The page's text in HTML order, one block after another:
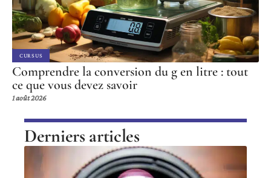
CURSUS
Comprendre la conversion du g en litre : tout
ce que vous devez savoir
1 août 2026
Derniers articles